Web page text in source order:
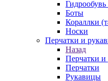
Боты
Кораллки
Носки
Перчатки и
Назад
Перчатки
Перчатки
Рукавицы